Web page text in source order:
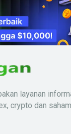
layanan
crypto dan